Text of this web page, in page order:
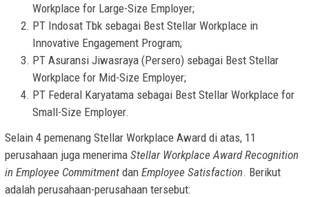
Workplace for Large-Size Employer;
PT Indosat Tbk sebagai Best Stellar Workplace in
Innovative Engagement Program;
PT Asuransi Jiwasraya (Persero) sebagai Best Stellar
Workplace for Mid-Size Employer;
PT Federal Karyatama sebagai Best Stellar Workplace for
Small-Size Employer.
Selain 4 pemenang Stellar Workplace Award di atas, 11
perusahaan juga menerima Stellar Workplace Award Recognition
in Employee Commitment dan Employee Satisfaction. Berikut
adalah perusahaan-perusahaan tersebut: